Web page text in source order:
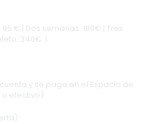
€ | Dos semanas: 180€ | Tres
340€ |
y se paga en el Espacio de
efectivo)